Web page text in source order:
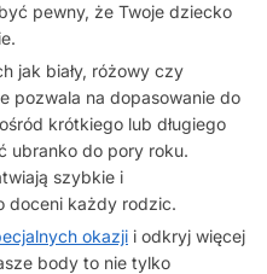
pewny, że Twoje dziecko
jak biały, różowy czy
pozwala na dopasowanie do
krótkiego lub długiego
ubranko do pory roku.
szybkie i
doceni każdy rodzic.
okazji i odkryj więcej
body to nie tylko